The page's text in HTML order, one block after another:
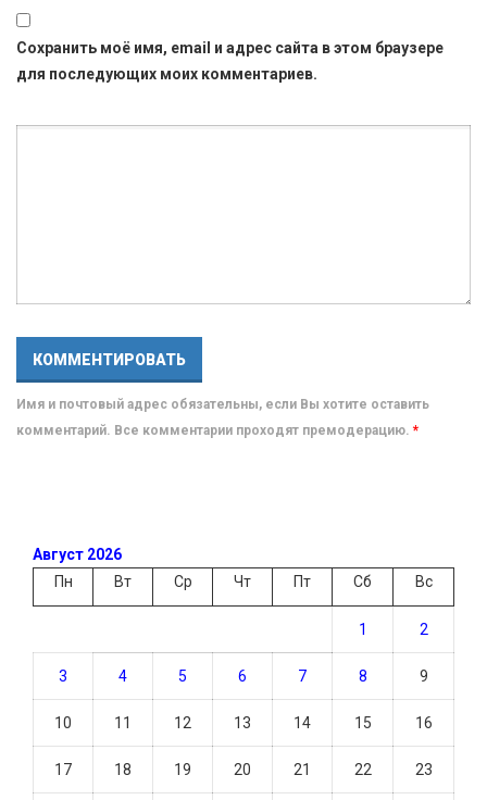
Сохранить моё имя, email и адрес сайта в этом браузере
для последующих моих комментариев.
Имя и почтовый адрес обязательны, если Вы хотите оставить
комментарий. Все комментарии проходят премодерацию. *
Август 2026
Пн
Вт Ср Чт Пт Сб Вс
1 2
3 4 5 6 7 8 9
10 11 12 13 14 15 16
17 18 19 20 21 22 23